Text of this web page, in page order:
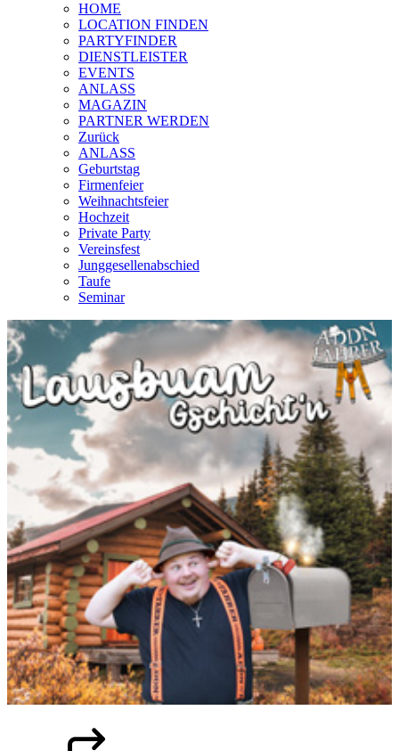
HOME
LOCATION FINDEN
PARTYFINDER
DIENSTLEISTER
EVENTS
ANLASS
MAGAZIN
PARTNER WERDEN
Zurück
ANLASS
Geburtstag
Firmenfeier
Weihnachtsfeier
Hochzeit
Private Party
Vereinsfest
Junggesellenabschied
Taufe
Seminar